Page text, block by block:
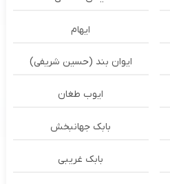
ایهام
ایوان بند (حسین شریفی)
ایوب طغان
بابک جهانبخش
بابک غریبی